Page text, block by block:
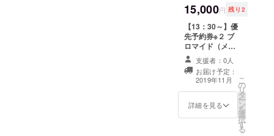
com/pages/205
8958/gallery
ご予約フォーム
の備考欄にご記
入ください。同
行者１名様まで
可、計２名様ま
でのご予約とな
ります。各枠ご
とにリターンが
ございますので
い。 ※３）ホー
ルキャストから
個別メッセージ
ＲＯＭ（メイン
キャストより）
※１）診察券はご
希望の【お名
前】【生年月
日】【性別】を
お入れすること
ができますので
ください。 ※
２）優先予約番
15,000円 残り2
【13：30～】優
先予約券※２ ブ
ロマイド（メイ
ンキャスト） 百
合写真データつ
き診察券※１ ラ
ンダム缶バッジ
セット 推し百合
ＣＰチェキ※３
支援者：0人
お届け予定：
2019年11月
詳細を見る
こ
の
リ
タ
ー
ン
を
選
択
す
る